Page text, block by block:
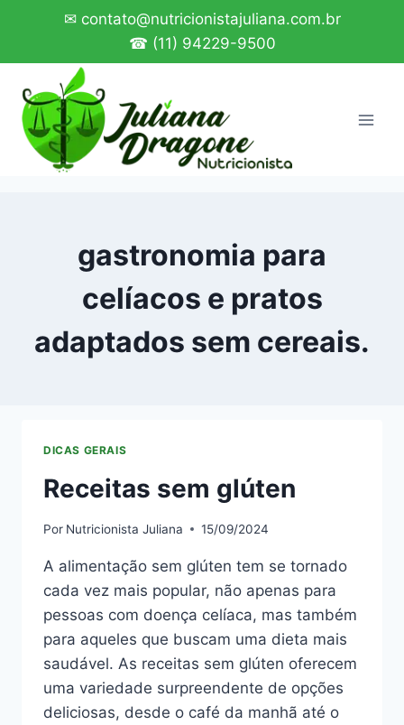
o
Conteúdo
✉ contato@nutricionistajuliana.com.br
☎ (11) 94229-9500
gastronomia para
celíacos e pratos
adaptados sem cereais.
DICAS GERAIS
Receitas sem glúten
Por Nutricionista Juliana 15/09/2024
A alimentação sem glúten tem se tornado
cada vez mais popular, não apenas para
pessoas com doença celíaca, mas também
para aqueles que buscam uma dieta mais
saudável. As receitas sem glúten oferecem
uma variedade surpreendente de opções
deliciosas, desde o café da manhã até o